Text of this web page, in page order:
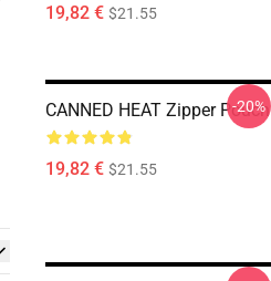
19,82 € $21.55
CANNED HEAT Zipper Pouch
19,82 € $21.55
-20%